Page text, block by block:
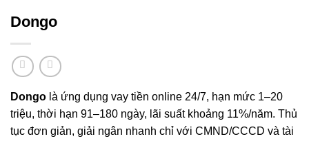
Dongo
Dongo là ứng dụng vay tiền online 24/7, hạn mức 1–20
triệu, thời hạn 91–180 ngày, lãi suất khoảng 11%/năm. Thủ
tục đơn giản, giải ngân nhanh chỉ với CMND/CCCD và tài